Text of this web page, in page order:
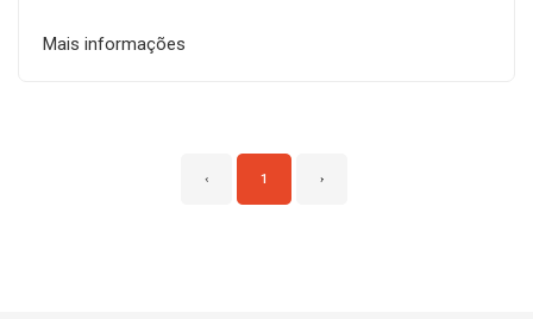
Mais informações
‹ 1 ›